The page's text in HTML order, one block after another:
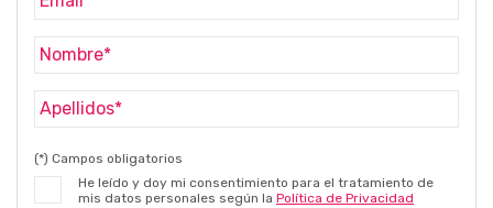
(*) Campos obligatorios
He leído y doy mi consentimiento para el tratamiento de
mis datos personales según la Política de Privacidad